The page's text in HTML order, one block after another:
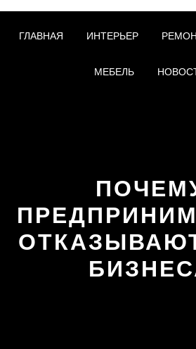
ГЛАВНАЯ ИНТЕРЬЕР
МЕБЕЛЬ